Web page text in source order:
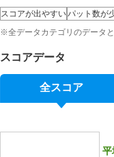
スコアが出やすいパット数が
※全データカテゴリのデータ
スコアデータ
全スコア
平